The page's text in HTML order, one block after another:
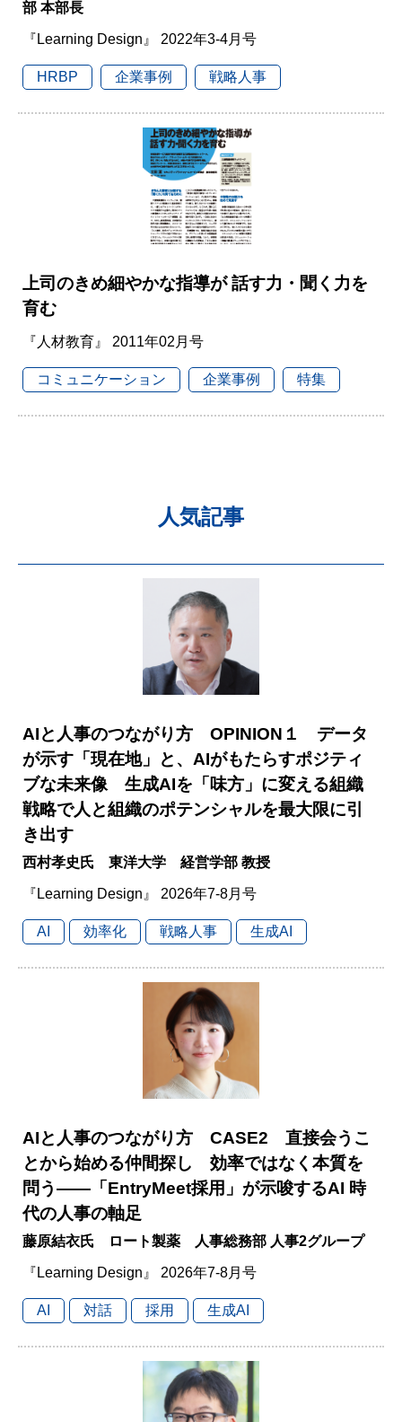
部 本部長
『Learning Design』 2022年3-4月号
HRBP 企業事例 戦略人事
上司のきめ細やかな指導が 話す力・聞く力を
育む
『人材教育』 2011年02月号
コミュニケーション 企業事例 特集
人気記事
AIと人事のつながり方 OPINION１ データ
が示す「現在地」と、AIがもたらすポジティ
ブな未来像 生成AIを「味方」に変える組織
戦略で人と組織のポテンシャルを最大限に引
き出す
西村孝史氏 東洋大学 経営学部 教授
『Learning Design』 2026年7-8月号
AI 効率化 戦略人事 生成AI
AIと人事のつながり方 CASE2 直接会うこ
とから始める仲間探し 効率ではなく本質を
問う――「EntryMeet採用」が示唆するAI 時
代の人事の軸足
藤原結衣氏 ロート製薬 人事総務部 人事2グループ
『Learning Design』 2026年7-8月号
AI 対話 採用 生成AI